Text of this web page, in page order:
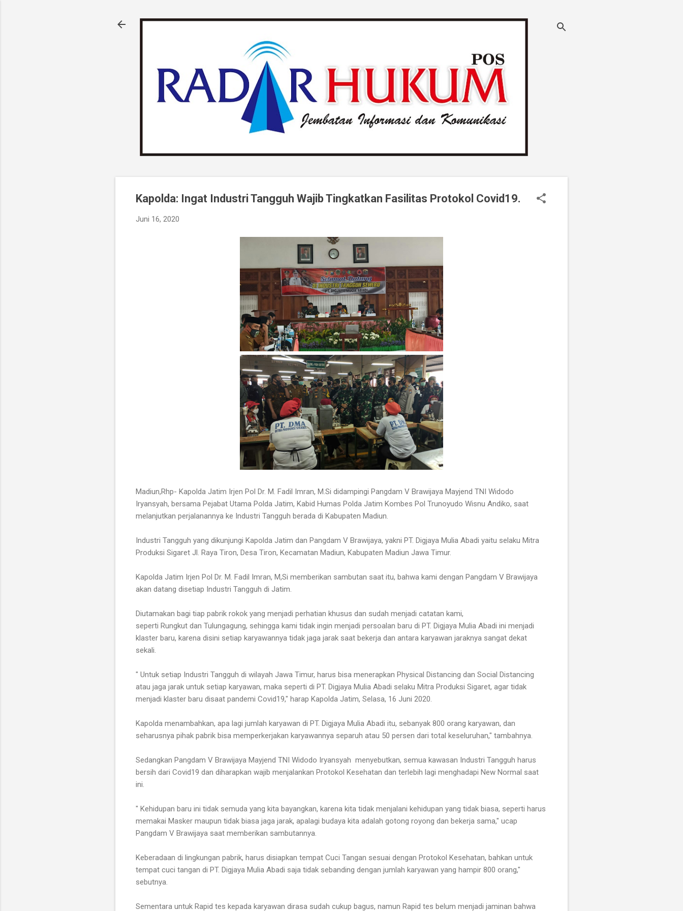
Kapolda: Ingat Industri Tangguh Wajib Tingkatkan Fasilitas Protokol Covid19.
Juni 16, 2020
Madiun,Rhp- Kapolda Jatim Irjen Pol Dr. M. Fadil Imran, M.Si didampingi Pangdam V Brawijaya Mayjend TNI Widodo
Iryansyah, bersama Pejabat Utama Polda Jatim, Kabid Humas Polda Jatim Kombes Pol Trunoyudo Wisnu Andiko, saat
melanjutkan perjalanannya ke Industri Tangguh berada di Kabupaten Madiun.
Industri Tangguh yang dikunjungi Kapolda Jatim dan Pangdam V Brawijaya, yakni PT. Digjaya Mulia Abadi yaitu selaku Mitra
Produksi Sigaret Jl. Raya Tiron, Desa Tiron, Kecamatan Madiun, Kabupaten Madiun Jawa Timur.
Kapolda Jatim Irjen Pol Dr. M. Fadil Imran, M,Si memberikan sambutan saat itu, bahwa kami dengan Pangdam V Brawijaya
akan datang disetiap Industri Tangguh di Jatim.
Diutamakan bagi tiap pabrik rokok yang menjadi perhatian khusus dan sudah menjadi catatan kami,
seperti Rungkut dan Tulungagung, sehingga kami tidak ingin menjadi persoalan baru di PT. Digjaya Mulia Abadi ini menjadi
klaster baru, karena disini setiap karyawannya tidak jaga jarak saat bekerja dan antara karyawan jaraknya sangat dekat
sekali.
" Untuk setiap Industri Tangguh di wilayah Jawa Timur, harus bisa menerapkan Physical Distancing dan Social Distancing
atau jaga jarak untuk setiap karyawan, maka seperti di PT. Digjaya Mulia Abadi selaku Mitra Produksi Sigaret, agar tidak
menjadi klaster baru disaat pandemi Covid19," harap Kapolda Jatim, Selasa, 16 Juni 2020.
Kapolda menambahkan, apa lagi jumlah karyawan di PT. Digjaya Mulia Abadi itu, sebanyak 800 orang karyawan, dan
seharusnya pihak pabrik bisa memperkerjakan karyawannya separuh atau 50 persen dari total keseluruhan," tambahnya.
Sedangkan Pangdam V Brawijaya Mayjend TNI Widodo Iryansyah menyebutkan, semua kawasan Industri Tangguh harus
bersih dari Covid19 dan diharapkan wajib menjalankan Protokol Kesehatan dan terlebih lagi menghadapi New Normal saat
ini.
" Kehidupan baru ini tidak semuda yang kita bayangkan, karena kita tidak menjalani kehidupan yang tidak biasa, seperti harus
memakai Masker maupun tidak biasa jaga jarak, apalagi budaya kita adalah gotong royong dan bekerja sama," ucap
Pangdam V Brawijaya saat memberikan sambutannya.
Keberadaan di lingkungan pabrik, harus disiapkan tempat Cuci Tangan sesuai dengan Protokol Kesehatan, bahkan untuk
tempat cuci tangan di PT. Digjaya Mulia Abadi saja tidak sebanding dengan jumlah karyawan yang hampir 800 orang,"
sebutnya.
Sementara untuk Rapid tes kepada karyawan dirasa sudah cukup bagus, namun Rapid tes belum menjadi jaminan bahwa